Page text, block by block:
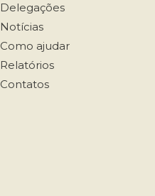
Delegações
Notícias
Como ajudar
Relatórios
Contatos